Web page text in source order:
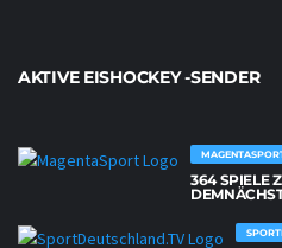
AKTIVE EISHOCKEY -SENDER
364 SPIELE